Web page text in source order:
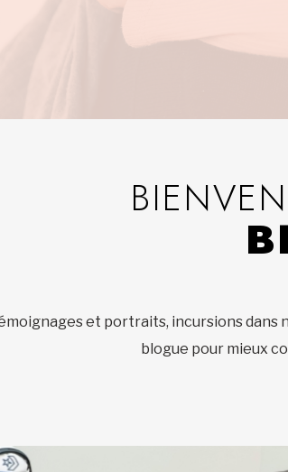
et portraits, incursions
blogue pour mieux